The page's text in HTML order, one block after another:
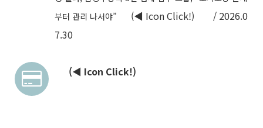
부터 관리 나서야”
(◀ Icon Click!) / 2026.0
7.30
(◀ Icon Click!)